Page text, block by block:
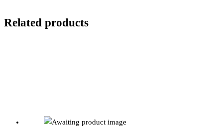
Related products